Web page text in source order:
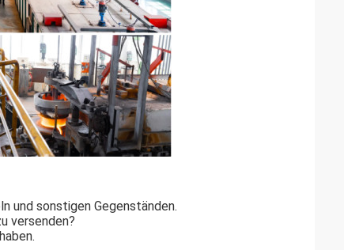
und sonstigen Gegenständen.
versenden?